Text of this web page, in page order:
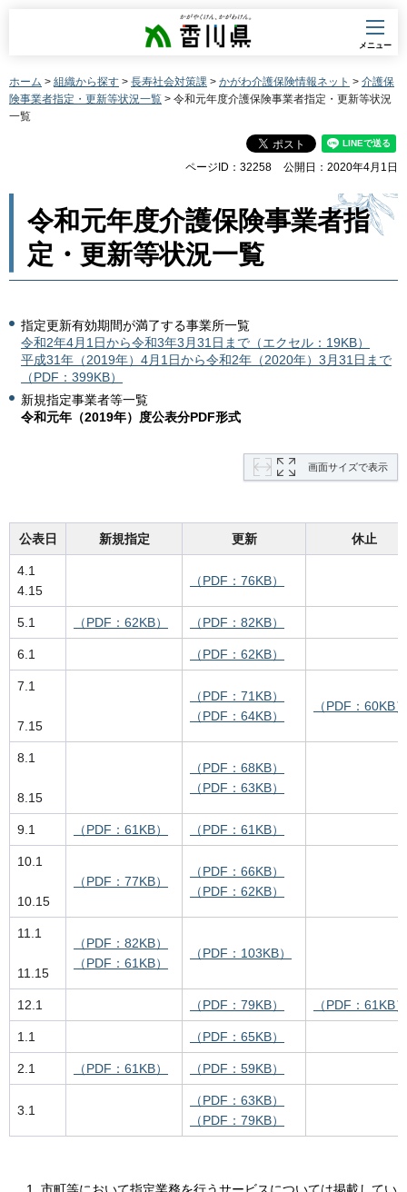
香川県
メニュー
ホーム > 組織から探す > 長寿社会対策課 > かがわ介護保険情報ネット > 介護保
険事業者指定・更新等状況一覧 > 令和元年度介護保険事業者指定・更新等状況
一覧
ページID：32258 公開日：2020年4月1日
令和元年度介護保険事業者指
定・更新等状況一覧
指定更新有効期間が満了する事業所一覧
令和2年4月1日から令和3年3月31日まで（エクセル：19KB）
平成31年（2019年）4月1日から令和2年（2020年）3月31日まで
（PDF：399KB）
新規指定事業者等一覧
令和元年（2019年）度公表分PDF形式
画面サイズで表示
公表日 新規指定 更新 休止
4.1
4.15
（PDF：76KB）
5.1 （PDF：62KB） （PDF：82KB）
6.1 （PDF：62KB）
7.1
7.15
（PDF：71KB）
（PDF：64KB）
（PDF：60KB）
8.1
8.15
（PDF：68KB）
（PDF：63KB）
9.1 （PDF：61KB） （PDF：61KB）
10.1
10.15
（PDF：77KB）
（PDF：66KB）
（PDF：62KB）
11.1
11.15
（PDF：82KB）
（PDF：61KB）
（PDF：103KB）
12.1 （PDF：79KB） （PDF：61KB）
1.1 （PDF：65KB）
2.1 （PDF：61KB） （PDF：59KB）
3.1
（PDF：63KB）
（PDF：79KB）